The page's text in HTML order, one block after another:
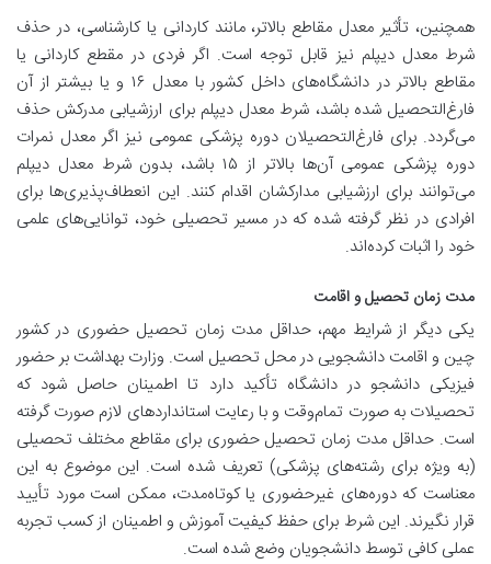
همچنین، تأثیر معدل مقاطع بالاتر، مانند کاردانی یا کارشناسی، در حذف
شرط معدل دیپلم نیز قابل توجه است. اگر فردی در مقطع کاردانی یا
مقاطع بالاتر در دانشگاه‌های داخل کشور با معدل ۱۶ و یا بیشتر از آن
فارغ‌التحصیل شده باشد، شرط معدل دیپلم برای ارزشیابی مدرکش حذف
می‌گردد. برای فارغ‌التحصیلان دوره پزشکی عمومی نیز اگر معدل نمرات
دوره پزشکی عمومی آن‌ها بالاتر از ۱۵ باشد، بدون شرط معدل دیپلم
می‌توانند برای ارزشیابی مدارکشان اقدام کنند. این انعطاف‌پذیری‌ها برای
افرادی در نظر گرفته شده که در مسیر تحصیلی خود، توانایی‌های علمی
خود را اثبات کرده‌اند.
مدت زمان تحصیل و اقامت
یکی دیگر از شرایط مهم، حداقل مدت زمان تحصیل حضوری در کشور
چین و اقامت دانشجویی در محل تحصیل است. وزارت بهداشت بر حضور
فیزیکی دانشجو در دانشگاه تأکید دارد تا اطمینان حاصل شود که
تحصیلات به صورت تمام‌وقت و با رعایت استانداردهای لازم صورت گرفته
است. حداقل مدت زمان تحصیل حضوری برای مقاطع مختلف تحصیلی
(به ویژه برای رشته‌های پزشکی) تعریف شده است. این موضوع به این
معناست که دوره‌های غیرحضوری یا کوتاه‌مدت، ممکن است مورد تأیید
قرار نگیرند. این شرط برای حفظ کیفیت آموزش و اطمینان از کسب تجربه
عملی کافی توسط دانشجویان وضع شده است.